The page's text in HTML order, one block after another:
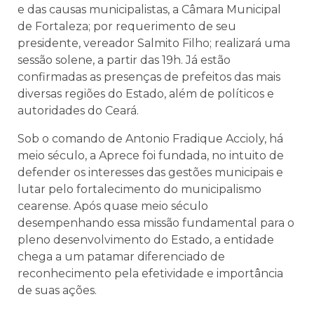
e das causas municipalistas, a Câmara Municipal
de Fortaleza; por requerimento de seu
presidente, vereador Salmito Filho; realizará uma
sessão solene, a partir das 19h. Já estão
confirmadas as presenças de prefeitos das mais
diversas regiões do Estado, além de políticos e
autoridades do Ceará.
Sob o comando de Antonio Fradique Accioly, há
meio século, a Aprece foi fundada, no intuito de
defender os interesses das gestões municipais e
lutar pelo fortalecimento do municipalismo
cearense. Após quase meio século
desempenhando essa missão fundamental para o
pleno desenvolvimento do Estado, a entidade
chega a um patamar diferenciado de
reconhecimento pela efetividade e importância
de suas ações.